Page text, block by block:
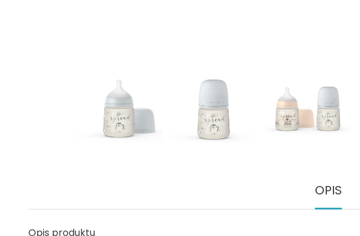
OPIS
Opis produktu